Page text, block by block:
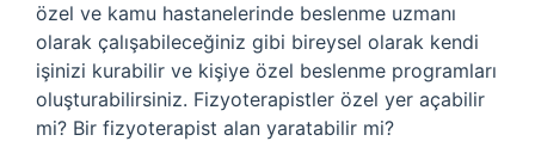
özel ve kamu hastanelerinde beslenme uzmanı
olarak çalışabileceğiniz gibi bireysel olarak kendi
işinizi kurabilir ve kişiye özel beslenme programları
oluşturabilirsiniz. Fizyoterapistler özel yer açabilir
mi? Bir fizyoterapist alan yaratabilir mi?